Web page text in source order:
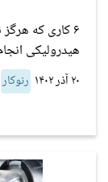
۶ کاری که
هیدرولیکی
۲۰ آذر ۱۴۰۲ رنوکار